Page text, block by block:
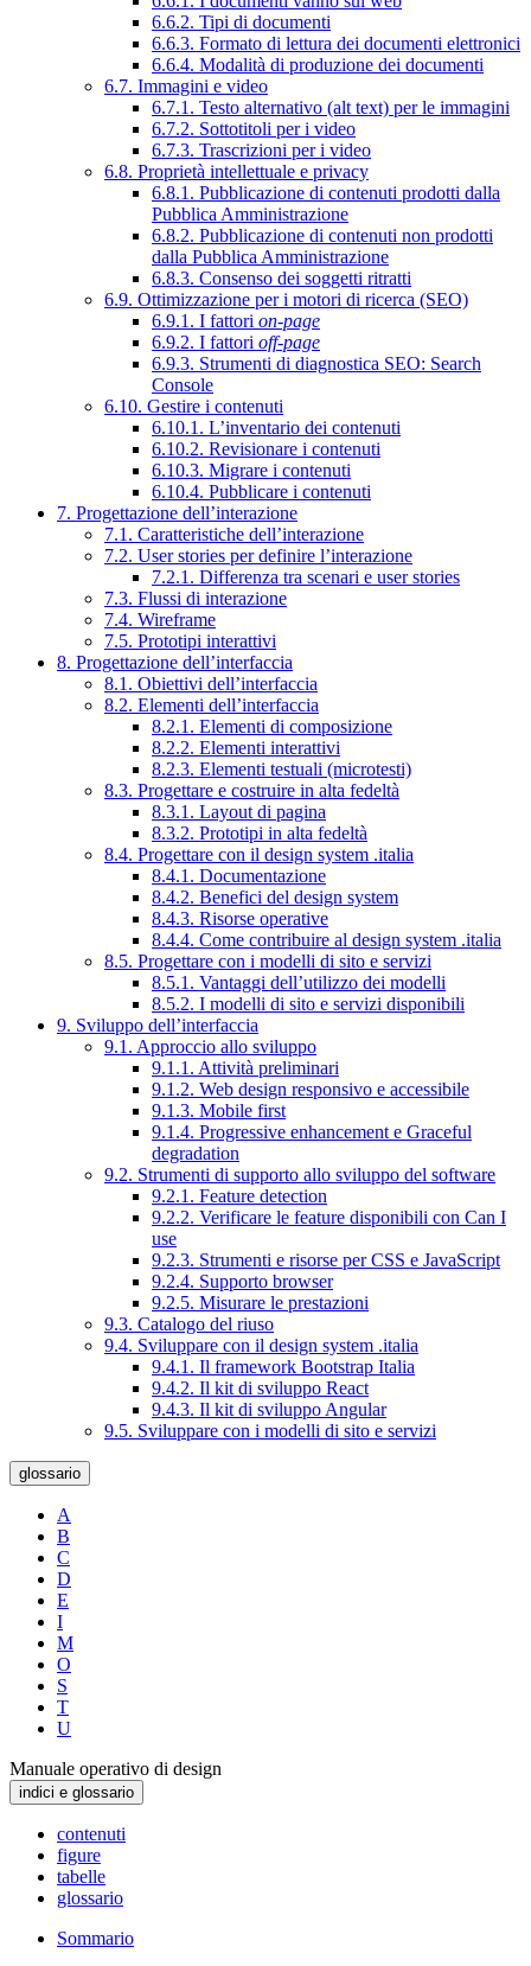
6.6.2. Tipi di documenti
6.6.3. Formato di lettura dei documenti elettronici
6.6.4. Modalità di produzione dei documenti
6.7. Immagini e video
6.7.1. Testo alternativo (alt text) per le immagini
6.7.2. Sottotitoli per i video
6.7.3. Trascrizioni per i video
6.8. Proprietà intellettuale e privacy
6.8.1. Pubblicazione di contenuti prodotti dalla
Pubblica Amministrazione
6.8.2. Pubblicazione di contenuti non prodotti
dalla Pubblica Amministrazione
6.8.3. Consenso dei soggetti ritratti
6.9. Ottimizzazione per i motori di ricerca (SEO)
6.9.1. I fattori on-page
6.9.2. I fattori off-page
6.9.3. Strumenti di diagnostica SEO: Search
Console
6.10. Gestire i contenuti
6.10.1. L’inventario dei contenuti
6.10.2. Revisionare i contenuti
6.10.3. Migrare i contenuti
6.10.4. Pubblicare i contenuti
7. Progettazione dell’interazione
7.1. Caratteristiche dell’interazione
7.2. User stories per definire l’interazione
7.2.1. Differenza tra scenari e user stories
7.3. Flussi di interazione
7.4. Wireframe
7.5. Prototipi interattivi
8. Progettazione dell’interfaccia
8.1. Obiettivi dell’interfaccia
8.2. Elementi dell’interfaccia
8.2.1. Elementi di composizione
8.2.2. Elementi interattivi
8.2.3. Elementi testuali (microtesti)
8.3. Progettare e costruire in alta fedeltà
8.3.1. Layout di pagina
8.3.2. Prototipi in alta fedeltà
8.4. Progettare con il design system .italia
8.4.1. Documentazione
8.4.2. Benefici del design system
8.4.3. Risorse operative
8.4.4. Come contribuire al design system .italia
8.5. Progettare con i modelli di sito e servizi
8.5.1. Vantaggi dell’utilizzo dei modelli
8.5.2. I modelli di sito e servizi disponibili
9. Sviluppo dell’interfaccia
9.1. Approccio allo sviluppo
9.1.1. Attività preliminari
9.1.2. Web design responsivo e accessibile
9.1.3. Mobile first
9.1.4. Progressive enhancement e Graceful
degradation
9.2. Strumenti di supporto allo sviluppo del software
9.2.1. Feature detection
9.2.2. Verificare le feature disponibili con Can I
use
9.2.3. Strumenti e risorse per CSS e JavaScript
9.2.4. Supporto browser
9.2.5. Misurare le prestazioni
9.3. Catalogo del riuso
9.4. Sviluppare con il design system .italia
9.4.1. Il framework Bootstrap Italia
9.4.2. Il kit di sviluppo React
9.4.3. Il kit di sviluppo Angular
9.5. Sviluppare con i modelli di sito e servizi
glossario
A
B
C
D
E
I
M
O
S
T
U
Manuale operativo di design
indici e glossario
contenuti
figure
tabelle
glossario
Sommario